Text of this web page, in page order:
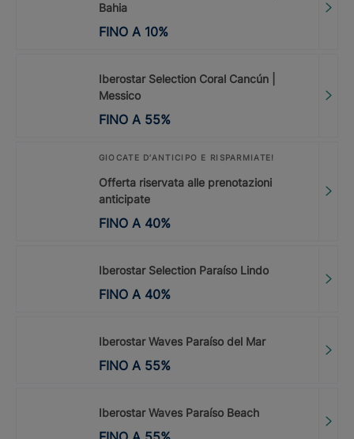
Bahia
FINO A 10%
Iberostar Selection Coral Cancún |
Messico
FINO A 55%
GIOCATE D’ANTICIPO E RISPARMIATE!
Offerta riservata alle prenotazioni
anticipate
FINO A 40%
Iberostar Selection Paraíso Lindo
FINO A 40%
Iberostar Waves Paraíso del Mar
FINO A 55%
Iberostar Waves Paraíso Beach